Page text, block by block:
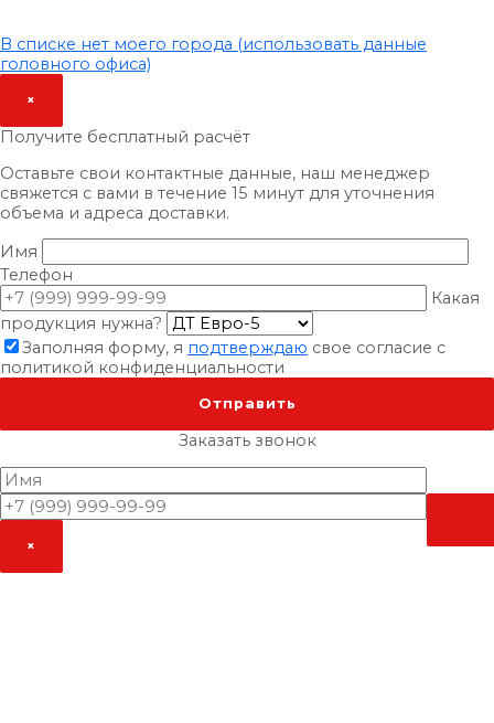
В списке нет моего города (использовать данные
головного офиса)
×
Получите бесплатный расчёт
Оставьте свои контактные данные, наш менеджер
свяжется с вами в течение 15 минут для уточнения
объема и адреса доставки.
Имя
Телефон
Какая
продукция нужна?
Заполняя форму, я подтверждаю свое согласие с
политикой конфиденциальности
Заказать звонок
×